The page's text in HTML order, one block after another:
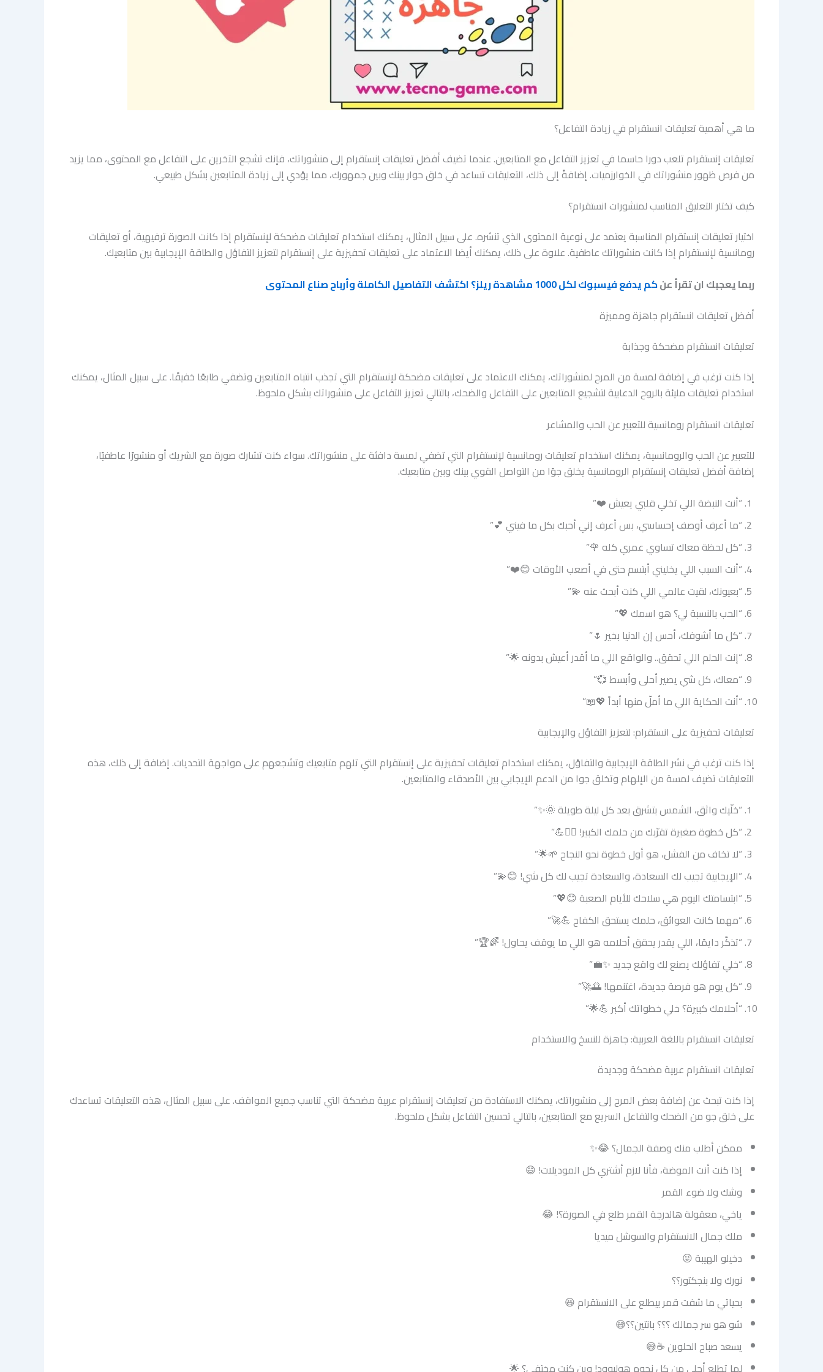
ما هي أهمية تعليقات انستقرام في زيادة التفاعل؟
تعليقات إنستقرام تلعب دورا حاسما في تعزيز التفاعل مع المتابعين. عندما تضيف أفضل تعليقات إنستقرام إلى منشوراتك، فإنك تشجع الآخرين على التفاعل مع المحتوى، مما يزيد
من فرص ظهور منشوراتك في الخوارزميات. إضافةً إلى ذلك، التعليقات تساعد في خلق حوار بينك وبين جمهورك، مما يؤدي إلى زيادة المتابعين بشكل طبيعي.
كيف تختار التعليق المناسب لمنشورات انستقرام؟
اختيار تعليقات إنستقرام المناسبة يعتمد على نوعية المحتوى الذي تنشره. على سبيل المثال، يمكنك استخدام تعليقات مضحكة لإنستقرام إذا كانت الصورة ترفيهية، أو تعليقات
رومانسية لإنستقرام إذا كانت منشوراتك عاطفية. علاوة على ذلك، يمكنك أيضا الاعتماد على تعليقات تحفيزية على إنستقرام لتعزيز التفاؤل والطاقة الإيجابية بين متابعيك.
ربما يعجبك ان تقرأ عنكم يدفع فيسبوك لكل 1000 مشاهدة ريلز؟ اكتشف التفاصيل الكاملة وأرباح صناع المحتوى
أفضل تعليقات انستقرام جاهزة ومميزة
تعليقات انستقرام مضحكة وجذابة
إذا كنت ترغب في إضافة لمسة من المرح لمنشوراتك، يمكنك الاعتماد على تعليقات مضحكة لإنستقرام التي تجذب انتباه المتابعين وتضفي طابعًا خفيفًا. على سبيل المثال، يمكنك
استخدام تعليقات مليئة بالروح الدعابية لتشجيع المتابعين على التفاعل والضحك، بالتالي تعزيز التفاعل على منشوراتك بشكل ملحوظ.
تعليقات انستقرام رومانسية للتعبير عن الحب والمشاعر
للتعبير عن الحب والرومانسية، يمكنك استخدام تعليقات رومانسية لإنستقرام التي تضفي لمسة دافئة على منشوراتك. سواء كنت تشارك صورة مع الشريك أو منشورًا عاطفيًا،
إضافة أفضل تعليقات إنستقرام الرومانسية يخلق جوًا من التواصل القوي بينك وبين متابعيك.
“أنت النبضة اللي تخلي قلبي يعيش ❤️”
“ما أعرف أوصف إحساسي، بس أعرف إني أحبك بكل ما فيني 💕”
“كل لحظة معاك تساوي عمري كله 🌹”
“أنت السبب اللي يخليني أبتسم حتى في أصعب الأوقات 😊❤️”
“بعيونك، لقيت عالمي اللي كنت أبحث عنه 💫”
“الحب بالنسبة لي؟ هو اسمك 💖”
“كل ما أشوفك، أحس إن الدنيا بخير 🌷”
“إنت الحلم اللي تحقق.. والواقع اللي ما أقدر أعيش بدونه 🌟”
“معاك، كل شي يصير أحلى وأبسط 💞”
“أنت الحكاية اللي ما أملّ منها أبداً 💖📖”
تعليقات تحفيزية على انستقرام: لتعزيز التفاؤل والإيجابية
إذا كنت ترغب في نشر الطاقة الإيجابية والتفاؤل، يمكنك استخدام تعليقات تحفيزية على إنستقرام التي تلهم متابعيك وتشجعهم على مواجهة التحديات. إضافة إلى ذلك، هذه
التعليقات تضيف لمسة من الإلهام وتخلق جوا من الدعم الإيجابي بين الأصدقاء والمتابعين.
“خلّيك واثق، الشمس بتشرق بعد كل ليلة طويلة 🌞✨”
“كل خطوة صغيرة تقرّبك من حلمك الكبير! 🚶‍♂️💪”
“لا تخاف من الفشل، هو أول خطوة نحو النجاح 🌱🌟”
“الإيجابية تجيب لك السعادة، والسعادة تجيب لك كل شي! 😊💫”
“ابتسامتك اليوم هي سلاحك للأيام الصعبة 😊💖”
“مهما كانت العوائق، حلمك يستحق الكفاح 💪🚀”
“تذكّر دايمًا، اللي يقدر يحقق أحلامه هو اللي ما يوقف يحاول! 🌈🏆”
“خلي تفاؤلك يصنع لك واقع جديد ✨💼”
“كل يوم هو فرصة جديدة، اغتنمها! 🌅🚀”
“أحلامك كبيرة؟ خلي خطواتك أكبر 💪🌟”
تعليقات انستقرام باللغة العربية: جاهزة للنسخ والاستخدام
تعليقات انستقرام عربية مضحكة وجديدة
إذا كنت تبحث عن إضافة بعض المرح إلى منشوراتك، يمكنك الاستفادة من تعليقات إنستقرام عربية مضحكة التي تناسب جميع المواقف. على سبيل المثال، هذه التعليقات تساعدك
على خلق جو من الضحك والتفاعل السريع مع المتابعين، بالتالي تحسين التفاعل بشكل ملحوظ.
ممكن أطلب منك وصفة الجمال؟ 😂✨
إذا كنت أنت الموضة، فأنا لازم أشتري كل الموديلات! 😄
وشك ولا ضوء القمر
ياخي، معقولة هالدرجة القمر طلع في الصورة؟! 😂
ملك جمال الانستقرام والسوشل ميديا
دخيلو الهيبة 😜
نورك ولا بنجكتور؟؟
بحياتي ما شفت قمر بيطلع على الانستقرام 😆
شو هو سر جمالك ؟؟؟ بانتين؟؟😅
يسعد صباح الحلوين ☕️😅
لما تطلع أحلى من كل نجوم هوليوود! وين كنت مختفي؟ 🌟